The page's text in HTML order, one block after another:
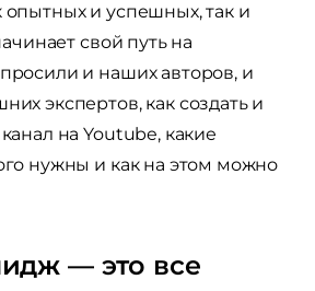
и успешных, так и
свой путь на
и наших авторов, и
экспертов, как создать и
на Youtube, какие
нужны и как на этом можно
— это все